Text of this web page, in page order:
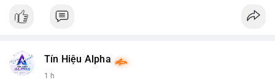
#binancesquare
#vlikevn #titanbot
Tín Hiệu Alpha
1 h